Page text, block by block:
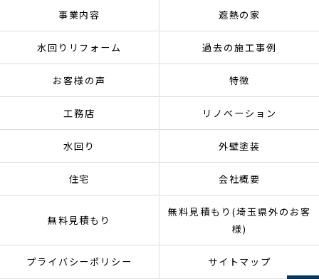
事業内容 遮熱の家
水回りリフォーム 過去の施工事例
お客様の声 特徴
工務店 リノベーション
水回り 外壁塗装
住宅 会社概要
無料見積もり
無料見積もり(埼玉県外のお客
様)
プライバシーポリシー サイトマップ